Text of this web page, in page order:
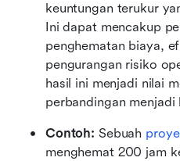
keuntungan terukur
Ini dapat mencakup
penghematan biaya,
pengurangan risiko
hasil ini menjadi nilai
perbandingan menjadi
Contoh: Sebuah
menghemat 200 jam